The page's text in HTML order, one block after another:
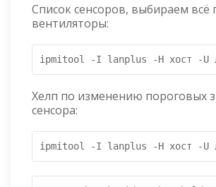
Список сенсоров, выбираем всё
вентиляторы:
ipmitool -I lanplus -H хост -U
Хелп по изменению пороговых
сенсора:
ipmitool -I lanplus -H хост -U